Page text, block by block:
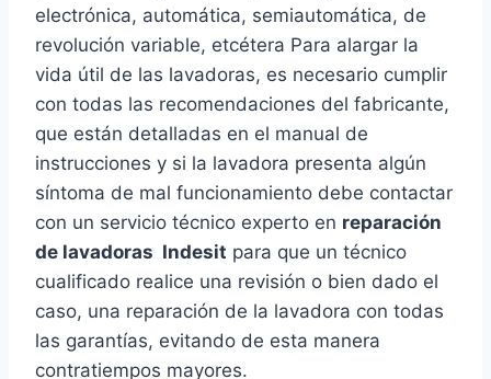
electrónica, automática, semiautomática, de
revolución variable, etcétera Para alargar la
vida útil de las lavadoras, es necesario cumplir
con todas las recomendaciones del fabricante,
que están detalladas en el manual de
instrucciones y si la lavadora presenta algún
síntoma de mal funcionamiento debe contactar
con un servicio técnico experto en reparación
de lavadoras Indesit para que un técnico
cualificado realice una revisión o bien dado el
caso, una reparación de la lavadora con todas
las garantías, evitando de esta manera
contratiempos mayores.